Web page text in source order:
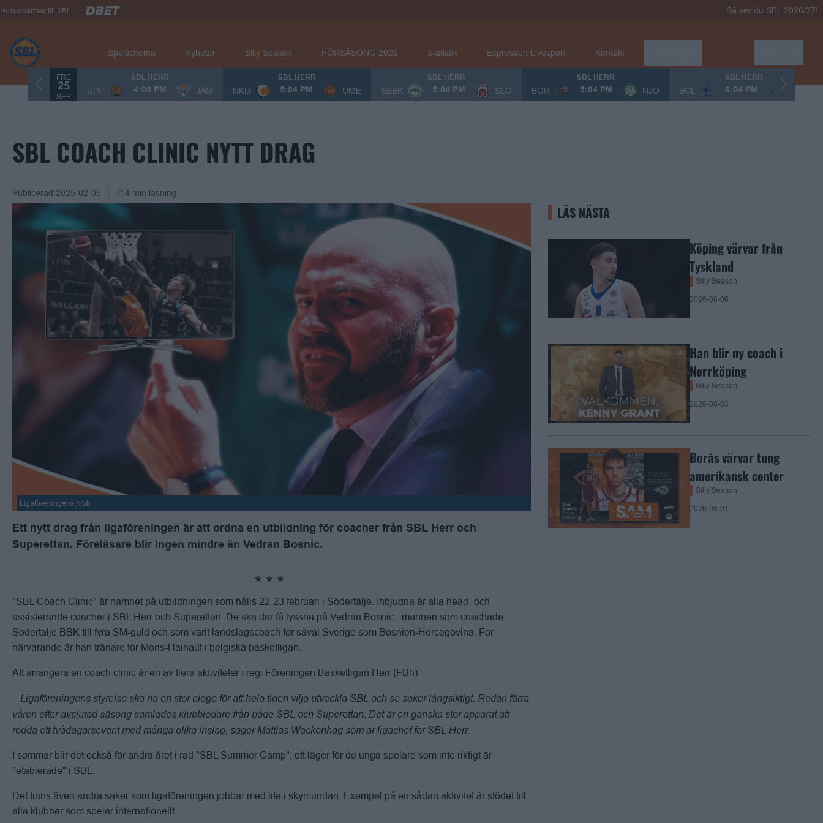
Huvudpartner till SBL Så ser du SBL 2026/27!
Spelschema Nyheter Silly Season FÖRSÄSONG 2026 Statistik Expressen Livesport Kontakt
FRE
25
SEP.
SBL HERR
UPP 4:00 PM JÄM
SBL HERR
NKD 5:04 PM UME
SBL HERR
SBBK 5:04 PM SLO
SBL HERR
BOR 5:04 PM NJO
SBL HERR
BCL 6:04 PM
SBL COACH CLINIC NYTT DRAG
Publicerad:2025-02-05 4 min läsning
Ligaföreningens jobb
Ett nytt drag från ligaföreningen är att ordna en utbildning för coacher från SBL Herr och
Superettan. Föreläsare blir ingen mindre än Vedran Bosnic.
"SBL Coach Clinic" är namnet på utbildningen som hålls 22-23 februari i Södertälje. Inbjudna är alla head- och
assisterande coacher i SBL Herr och Superettan. De ska där få lyssna på Vedran Bosnic - mannen som coachade
Södertälje BBK till fyra SM-guld och som varit landslagscoach för såväl Sverige som Bosnien-Hercegovina. För
närvarande är han tränare för Mons-Hainaut i belgiska basketligan.
Att arrangera en coach clinic är en av flera aktiviteter i regi Föreningen Basketligan Herr (FBh).
– Ligaföreningens styrelse ska ha en stor eloge för att hela tiden vilja utveckla SBL och se saker långsiktigt. Redan förra
våren efter avslutad säsong samlades klubbledare från både SBL och Superettan. Det är en ganska stor apparat att
rodda ett tvådagarsevent med många olika inslag, säger Mattias Wackenhag som är ligachef för SBL Herr.
I sommar blir det också för andra året i rad "SBL Summer Camp", ett läger för de unga spelare som inte riktigt är
"etablerade" i SBL.
Det finns även andra saker som ligaföreningen jobbar med lite i skymundan. Exempel på en sådan aktivitet är stödet till
alla klubbar som spelar internationellt.
LÄS NÄSTA
Köping värvar från
Tyskland
Silly Season
2026-08-06
Han blir ny coach i
Norrköping
Silly Season
2026-08-03
Borås värvar tung
amerikansk center
Silly Season
2026-08-01